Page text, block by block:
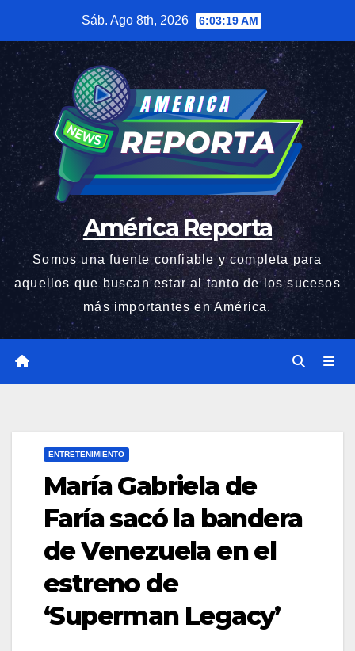
contenido
Sáb. Ago 8th, 2026 6:03:20 AM
América Reporta
Somos una fuente confiable y completa para
aquellos que buscan estar al tanto de los sucesos
más importantes en América.
ENTRETENIMIENTO
María Gabriela de
Faría sacó la bandera
de Venezuela en el
estreno de
‘Superman Legacy’